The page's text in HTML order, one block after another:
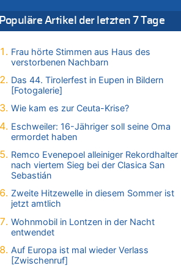
06.08.2026 - 12:41 von Hugo Egon Bernhard
Frau hörte Stimmen aus Haus des
verstorbenen Nachbarn
06.08.2026 - 12:36 von Gärlinde zu
Aachen ab 11. August wieder Mekka des
Pferdesports – Belgien setzt bei Reit-WM
starke Springreiter
06.08.2026 - 12:26 von Guido Scholzen zu
Zweite Hitzewelle in diesem Sommer ist
amtlich
06.08.2026 - 12:17 von Sparwasser zu
amtlich
Zweite Hitzewelle in diesem Sommer ist
amtlich
06.08.2026 - 12:13 von Heinz F. zu
Mehrere Menschen in Londons City
Populäre Artikel der letzten 7 Tage
Frau hörte Stimmen aus Haus des
verstorbenen Nachbarn
Das 44. Tirolerfest in Eupen in Bildern
[Fotogalerie]
Wie kam es zur Ceuta-Krise?
Eschweiler: 16-Jähriger soll seine Oma
ermordet haben
Remco Evenepoel alleiniger Rekordhalter
nach viertem Sieg bei der Clasica San
Sebastián
Zweite Hitzewelle in diesem Sommer ist
jetzt amtlich
Wohnmobil in Lontzen in der Nacht
entwendet
Auf Europa ist mal wieder Verlass
[Zwischenruf]